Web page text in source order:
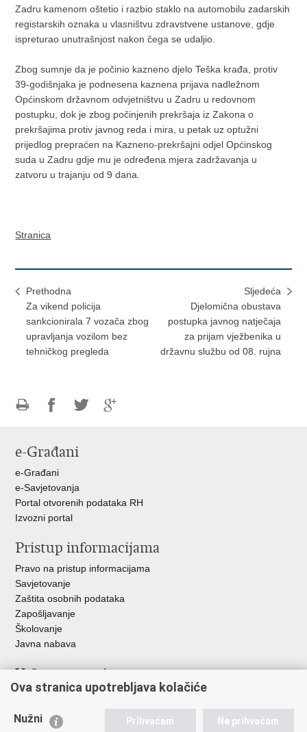
Zadru kamenom oštetio i razbio staklo na automobilu zadarskih
registarskih oznaka u vlasništvu zdravstvene ustanove, gdje
ispreturao unutrašnjost nakon čega se udaljio.
Zbog sumnje da je počinio kazneno djelo Teška krađa, protiv
39-godišnjaka je podnesena kaznena prijava nadležnom
Općinskom državnom odvjetništvu u Zadru u redovnom
postupku, dok je zbog počinjenih prekršaja iz Zakona o
prekršajima protiv javnog reda i mira, u petak uz optužni
prijedlog prepraćen na Kazneno-prekršajni odjel Općinskog
suda u Zadru gdje mu je određena mjera zadržavanja u
zatvoru u trajanju od 9 dana.
Stranica
Prethodna
Za vikend policija
sankcionirala 7 vozača zbog
upravljanja vozilom bez
tehničkog pregleda
Sljedeća
Djelomična obustava
postupka javnog natječaja
za prijam vježbenika u
državnu službu od 08. rujna
FacebookuTwitteru
e-Građani
e-Građani
e-Savjetovanja
Portal otvorenih podataka RH
Izvozni portal
Pristup informacijama
Pravo na pristup informacijama
Savjetovanje
Zaštita osobnih podataka
Zapošljavanje
Školovanje
Javna nabava
Važne poveznice
Ministarstvo unutarnjih poslova
Udruge
Ova stranica upotrebljava kolačiće
Nužni Prihvaćam Ne prihvaćam